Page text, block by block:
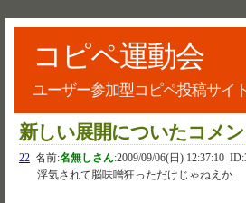
コピペ運動会
ユーザー参加型コピペ投稿サイ
新しい展開についたコメ
22 名前:名無しさん:2009/09/06(日) 12:37:10
浮気されて脳味噌狂っただけじゃねえか